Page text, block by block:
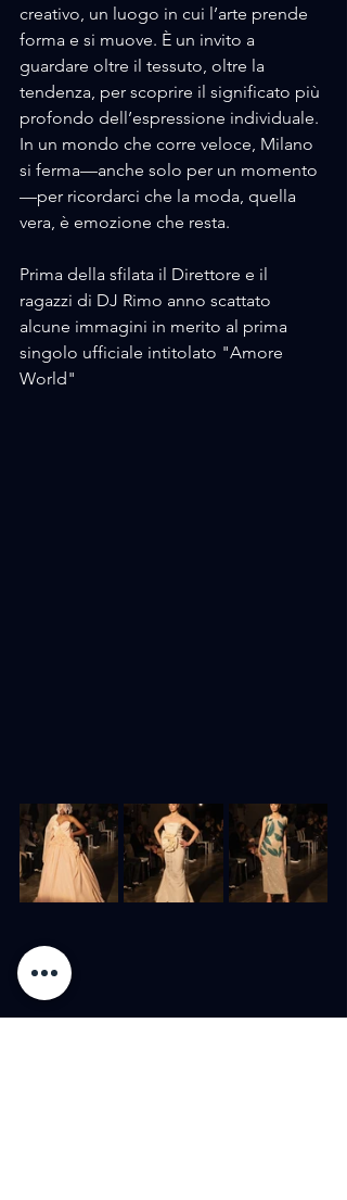
creativo, un luogo in cui l’arte prende
forma e si muove. È un invito a
guardare oltre il tessuto, oltre la
tendenza, per scoprire il significato più
profondo dell’espressione individuale.
In un mondo che corre veloce, Milano
si ferma—anche solo per un momento
—per ricordarci che la moda, quella
vera, è emozione che resta.
Prima della sfilata il Direttore e il
ragazzi di DJ Rimo anno scattato
alcune immagini in merito al prima
singolo ufficiale intitolato "Amore
World"